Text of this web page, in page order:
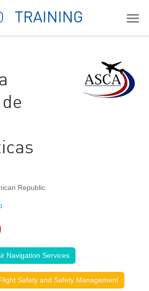
Republic
Navigation Services
Safety and Safety Management